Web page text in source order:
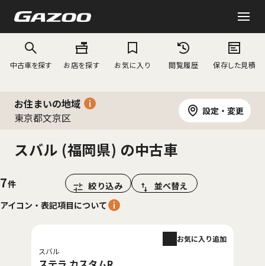
中古車を探す お店を探す お気に入り 閲覧履歴 保存した見積
お住まいの地域
東京都文京区
設定・変更
スバル (福岡県) の中古車
7 絞り込み
並べ替え
アイコン・表記項目について
スバル
お気に入り追加